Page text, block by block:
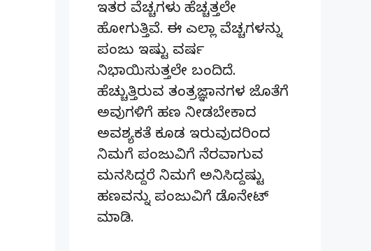
ಇತರ ವೆಚ್ಚಗಳು ಹೆಚ್ಚತ್ತಲೇ
ಹೋಗುತ್ತಿವೆ. ಈ ಎಲ್ಲಾ ವೆಚ್ಚಗಳನ್ನು
ಪಂಜು ಇಷ್ಟು ವರ್ಷ
ನಿಭಾಯಿಸುತ್ತಲೇ ಬಂದಿದೆ.
ಹೆಚ್ಚುತ್ತಿರುವ ತಂತ್ರಜ್ಞಾನಗಳ ಜೊತೆಗೆ
ಅವುಗಳಿಗೆ ಹಣ ನೀಡಬೇಕಾದ
ಅವಶ್ಯಕತೆ ಕೂಡ ಇರುವುದರಿಂದ
ನಿಮಗೆ ಪಂಜುವಿಗೆ ನೆರವಾಗುವ
ಮನಸಿದ್ದರೆ ನಿಮಗೆ ಅನಿಸಿದ್ದಷ್ಟು
ಹಣವನ್ನು ಪಂಜುವಿಗೆ ಡೊನೇಟ್‌
ಮಾಡಿ.